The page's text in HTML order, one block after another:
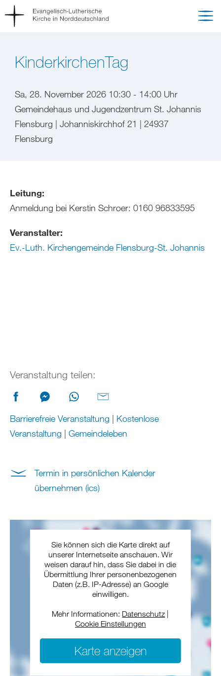
KinderkirchenTag
Sa, 28. November 2026 10:30 - 14:00 Uhr
Gemeindehaus und Jugendzentrum St. Johannis
Flensburg | Johanniskirchhof 21 | 24937
Flensburg
Leitung:
Anmeldung bei Kerstin Schroer: 0160 96833595
Veranstalter:
Ev.-Luth. Kirchengemeinde Flensburg-St. Johannis
Veranstaltung teilen:
Barrierefreie Veranstaltung | Kostenlose
Veranstaltung | Gemeindeleben
Termin in persönlichen Kalender
übernehmen (ics)
Sie können sich die Karte direkt auf
unserer Internetseite anschauen. Wir
weisen darauf hin, dass Sie dabei in die
Übermittlung Ihrer personenbezogenen
Daten (z.B. IP-Adresse) an Google
einwilligen.
Mehr Informationen: Datenschutz
Cookie Einstellungen
Karte anzeigen